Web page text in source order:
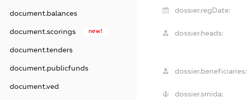
document.balances
document.scorings new!
document.tenders
document.publicfunds
document.ved
dossier.regDate:
dossier.heads:
dossier.beneficiaries:
dossier.smida: